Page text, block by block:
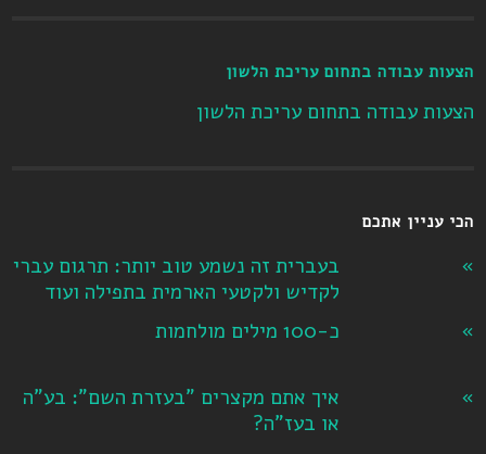
הצעות עבודה בתחום עריכת הלשון
הצעות עבודה בתחום עריכת הלשון
הכי עניין אתכם
בעברית זה נשמע טוב יותר: תרגום עברי
לקדיש ולקטעי הארמית בתפילה ועוד
כ-100 מילים מולחמות
איך אתם מקצרים "בעזרת השם": בע"ה
או בעז"ה?